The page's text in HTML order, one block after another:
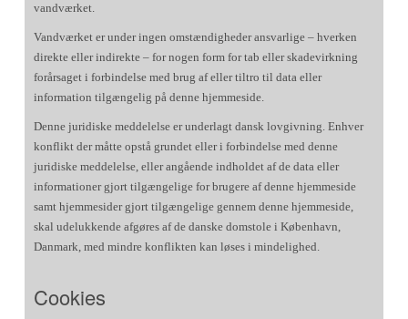
vandværket.
Vandværket er under ingen omstændigheder ansvarlige – hverken
direkte eller indirekte – for nogen form for tab eller skadevirkning
forårsaget i forbindelse med brug af eller tiltro til data eller
information tilgængelig på denne hjemmeside.
Denne juridiske meddelelse er underlagt dansk lovgivning. Enhver
konflikt der måtte opstå grundet eller i forbindelse med denne
juridiske meddelelse, eller angående indholdet af de data eller
informationer gjort tilgængelige for brugere af denne hjemmeside
samt hjemmesider gjort tilgængelige gennem denne hjemmeside,
skal udelukkende afgøres af de danske domstole i København,
Danmark, med mindre konflikten kan løses i mindelighed.
Cookies